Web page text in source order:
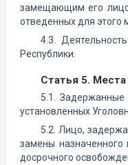
замещающим его
отведенных для этого
4.3.
Республики.
Статья 5.
5.1. Задержанные
установленных
5.2. Лицо,
замены
досрочного